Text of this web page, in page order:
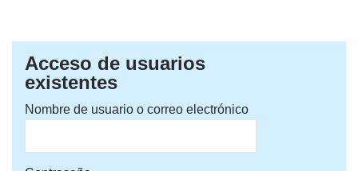
Acceso de usuarios
existentes
Nombre de usuario o correo electrónico